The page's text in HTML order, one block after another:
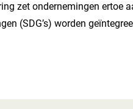
zet ondernemingen ertoe
(SDG’s) worden